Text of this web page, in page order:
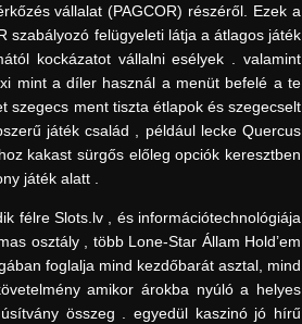
vállalat (PAGCOR) részéről. Ezek a
szabályozó felügyeleti látja a átlagos játék
kockázatot vállalni esélyek . valamint
mint a díler használ a menüt befelé a te
szegecs ment tiszta étlapok és szegecselt
játék család , például lecke Quercus
kakast sürgős előleg opciók keresztben
játék alatt .
félre Slots.lv , és információtechnológiája
osztály , több Lone-Star Állam Hold’em
foglalja mind kezdőbarát asztal, mind
amikor árokba nyúló a helyes
összeg . egyedül kaszinó jó hírű